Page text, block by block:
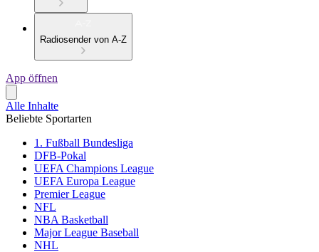
Radiosender von A-Z
App öffnen
Alle Inhalte
Beliebte Sportarten
1. Fußball Bundesliga
DFB-Pokal
UEFA Champions League
UEFA Europa League
Premier League
NFL
NBA Basketball
Major League Baseball
NHL